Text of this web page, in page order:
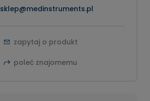
sklep@medinstruments.pl
zapytaj o produkt
poleć znajomemu